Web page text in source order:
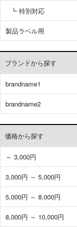
┗ 特別対応
製品ラベル用
ブランドから探す
brandname1
brandname2
価格から探す
～ 3,000円
3,000円 ～ 5,000円
5,000円 ～ 8,000円
8,000円 ～ 10,000円